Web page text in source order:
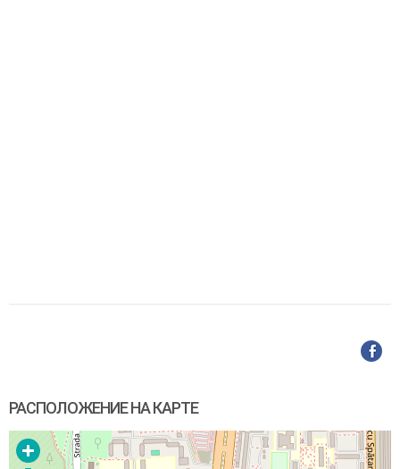
РАСПОЛОЖЕНИЕ НА КАРТЕ